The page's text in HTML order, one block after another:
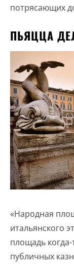
потрясающих
ПЬЯЦЦА
«Народная
итальянского
площадь
публичных